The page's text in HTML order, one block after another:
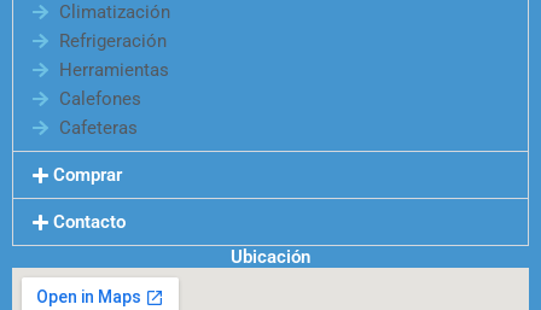
Climatización
Refrigeración
Herramientas
Calefones
Cafeteras
Comprar
Contacto
Ubicación